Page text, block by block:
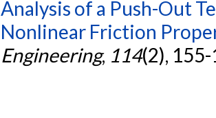
Analysis of a Push-Out
Nonlinear Friction
Engineering, 114(2),